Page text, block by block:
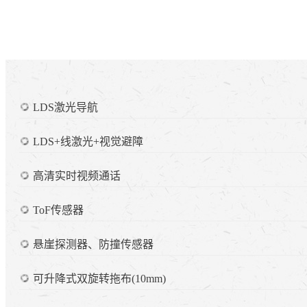
LDS激光导航
LDS+线激光+视觉避障
高清实时视频通话
ToF传感器
悬崖探测器、防撞传感器
可升降式双旋转拖布(10mm)